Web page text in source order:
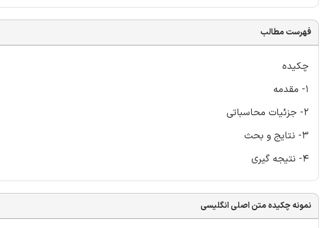
فهرست مطالب
چکیده
1- مقدمه
2- جزئیات محاسباتی
3- نتایج و بحث
4- نتیجه گیری
نمونه چکیده متن اصلی انگلیسی